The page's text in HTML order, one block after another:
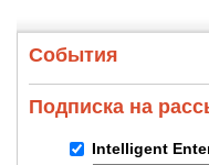
События
Подписка на
Intelligent